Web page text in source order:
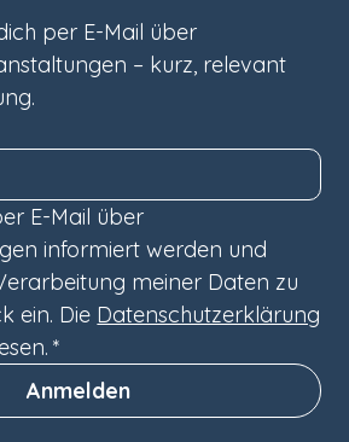
per E-Mail über
– kurz, relevant
E-Mail über
informiert werden und
meiner Daten zu
ein. Die Datenschutzerklärung
*
Anmelden